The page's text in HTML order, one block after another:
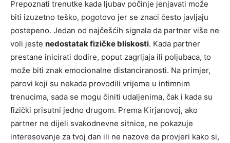
Prepoznati trenutke kada ljubav počinje jenjavati može
biti izuzetno teško, pogotovo jer se znaci često javljaju
postepeno. Jedan od najčešćih signala da partner više ne
voli jeste nedostatak fizičke bliskosti. Kada partner
prestane inicirati dodire, poput zagrljaja ili poljubaca, to
može biti znak emocionalne distanciranosti. Na primjer,
parovi koji su nekada provodili vrijeme u intimnim
trenucima, sada se mogu činiti udaljenima, čak i kada su
fizički prisutni jedno drugom. Prema Kirjanovoj, ako
partner ne dijeli svakodnevne sitnice, ne pokazuje
interesovanje za tvoj dan ili ne nazove da provjeri kako si,